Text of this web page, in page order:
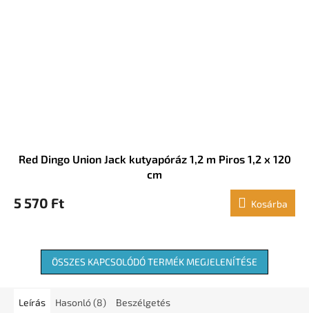
Red Dingo Union Jack kutyapóráz 1,2 m Piros 1,2 x 120
cm
5 570 Ft Kosárba
ÖSSZES KAPCSOLÓDÓ TERMÉK MEGJELENÍTÉSE
Leírás Hasonló (8) Beszélgetés